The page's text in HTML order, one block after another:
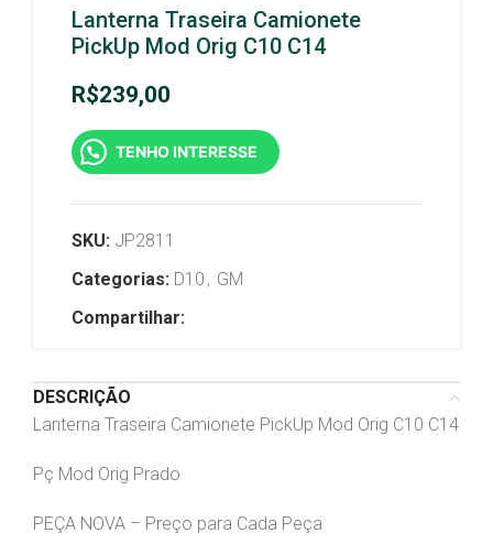
Lanterna Traseira Camionete
PickUp Mod Orig C10 C14
R$239,00
TENHO INTERESSE
SKU: JP2811
Categorias: D10 , GM
Compartilhar:
DESCRIÇÃO
Lanterna Traseira Camionete PickUp Mod Orig C10 C14
Pç Mod Orig Prado
PEÇA NOVA – Preço para Cada Peça